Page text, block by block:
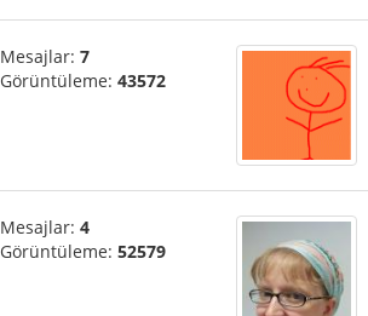
Mesajlar: 7
Görüntüleme: 43572
Mesajlar: 4
Görüntüleme: 52579